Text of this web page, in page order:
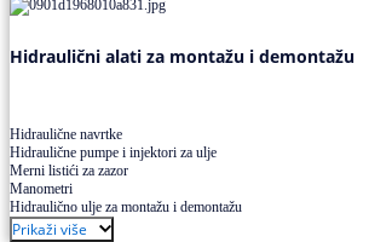
Hidraulični alati za montažu i demontažu
Hidraulične navrtke
Hidraulične pumpe i injektori za ulje
Merni listići za zazor
Manometri
Hidraulično ulje za montažu i demontažu
Prikaži više